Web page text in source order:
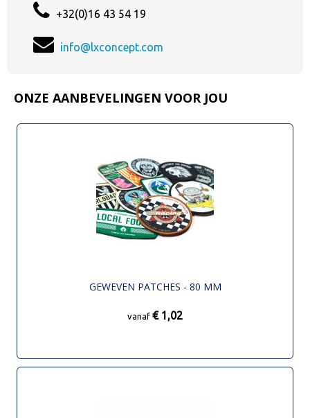
+32(0)16 43 54 19
info@lxconcept.com
ONZE AANBEVELINGEN VOOR JOU
GEWEVEN PATCHES - 80 MM
vanaf € 1,02